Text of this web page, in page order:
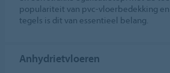
populariteit van pvc-vloerbedekking en
tegels is dit van essentieel belang.
Anhydrietvloeren